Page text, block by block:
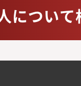
につい